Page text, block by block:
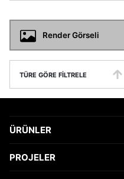
Render Görseli
TÜRE GÖRE FILTRELE
ÜRÜNLER
PROJELER